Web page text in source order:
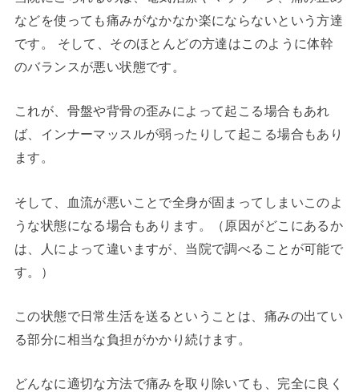
などを使っても痛みがなかなか楽にならないという方達
です。 そして、そのほとんどの方達はこのように体幹
のバランスが悪い状態です。
これが、骨盤や背骨の歪みによって起こる場合もあれ
ば、インナーマッスルが弱ったりして起こる場合もあり
ます。
そして、血流が悪いことで全身が固まってしまいこのよ
うな状態になる場合もあります。（原因がどこにあるか
は、人によって違いますが、当院で調べることが可能で
す。）
この状態で日常生活を送るということは、痛みの出てい
る部分に相当な負担がかかり続けます。
どんなに適切な方法で痛みを取り除いても、完全に良く